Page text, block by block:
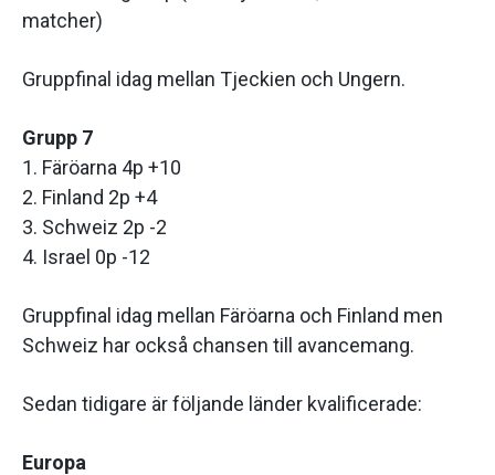
matcher)
Gruppfinal idag mellan Tjeckien och Ungern.
Grupp 7
1. Färöarna 4p +10
2. Finland 2p +4
3. Schweiz 2p -2
4. Israel 0p -12
Gruppfinal idag mellan Färöarna och Finland men
Schweiz har också chansen till avancemang.
Sedan tidigare är följande länder kvalificerade:
Europa